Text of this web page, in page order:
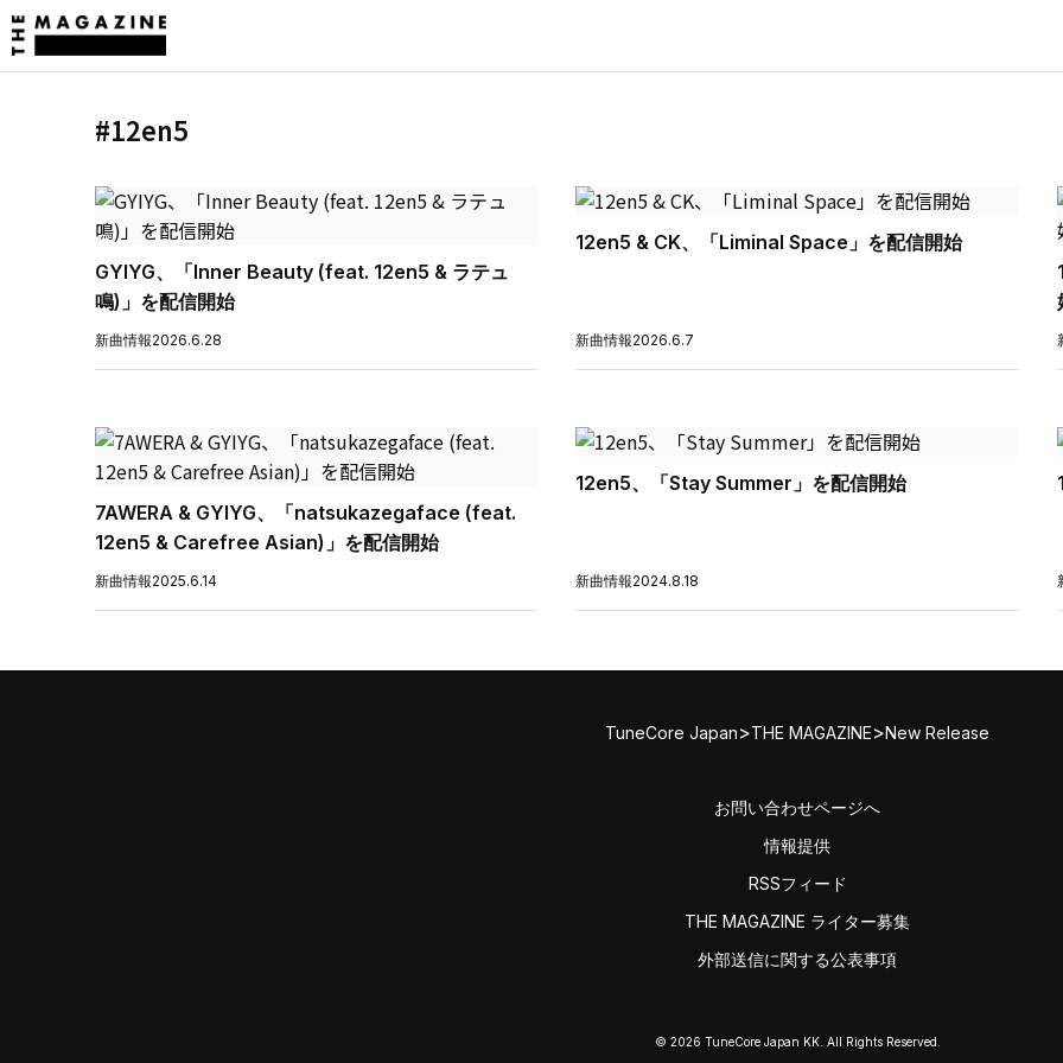
#12en5
GYIYG、「Inner Beauty (feat. 12en5 & ラテュ
鳴)」を配信開始
新曲情報2026.6.28
12en5 & CK、「Liminal Space」を配信開始
新曲情報2026.6.7
7AWERA & GYIYG、「natsukazegaface (feat.
12en5 & Carefree Asian)」を配信開始
新曲情報2025.6.14
12en5、「Stay Summer」を配信開始
新曲情報2024.8.18
TuneCore Japan>THE MAGAZINE>New Release
お問い合わせページへ
情報提供
RSSフィード
THE MAGAZINE ライター募集
外部送信に関する公表事項
© 2026 TuneCore Japan KK. All Rights Reserved.